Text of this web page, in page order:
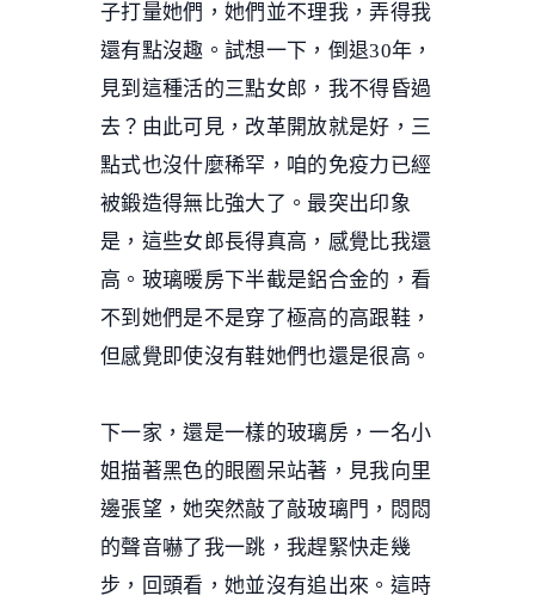
子打量她們，她們並不理我，弄得我
還有點沒趣。試想一下，倒退30年，
見到這種活的三點女郎，我不得昏過
去？由此可見，改革開放就是好，三
點式也沒什麼稀罕，咱的免疫力已經
被鍛造得無比強大了。最突出印象
是，這些女郎長得真高，感覺比我還
高。玻璃暖房下半截是鋁合金的，看
不到她們是不是穿了極高的高跟鞋，
但感覺即使沒有鞋她們也還是很高。
下一家，還是一樣的玻璃房，一名小
姐描著黑色的眼圈呆站著，見我向里
邊張望，她突然敲了敲玻璃門，悶悶
的聲音嚇了我一跳，我趕緊快走幾
步，回頭看，她並沒有追出來。這時